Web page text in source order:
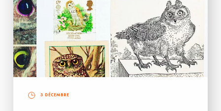
3 DÉCEMBRE